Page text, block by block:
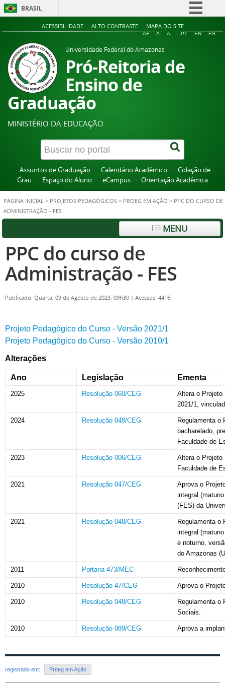
BRASIL
Simplifique!
Acesso à informação
ACESSIBILIDADE ALTO CONTRASTE MAPA DO SITE
A+ A A- PT EN ES
Universidade Federal do Amazonas
Pró-Reitoria de
Ensino de
Graduação
MINISTÉRIO DA EDUCAÇÃO
Assuntos de Graduação Calendário Acadêmico
Colação de
Grau
Espaço do Aluno eCampus Orientação Acadêmica
PÁGINA INICIAL > PROJETOS PEDAGÓGICOS > PROEG EM AÇÃO > PPC DO CURSO DE
ADMINISTRAÇÃO - FES
MENU
PPC do curso de
Administração - FES
Publicado: Quarta, 09 de Agosto de 2023, 09h30 | Acessos: 4416
Projeto Pedagógico do Curso - Versão 2021/1
Projeto Pedagógico do Curso - Versão 2010/1
Alterações
Ano Legislação Ementa
2025 Resolução 060/CEG
Altera o Projeto
2021/1,
2024 Resolução 048/CEG
Regulamenta o
bacharelado,
Faculdade de
2023 Resolução 006/CEG
Altera o Projeto
Faculdade de
2021 Resolução 047/CEG
Aprova o
integral
(FES) da
2021 Resolução 048/CEG
Regulamenta o
integral
e noturno,
do Amazonas
2011 Portaria 473/MEC
2010 Resolução 47/CEG Aprova o
2010 Resolução 048/CEG
Regulamenta o
Sociais.
2010 Resolução 089/CEG Aprova a
registrado em: Proeg em Ação